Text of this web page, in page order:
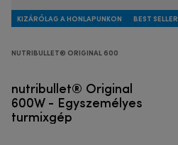
KIZÁRÓLAG A HONLAPUNKON BEST SELLER
NUTRIBULLET® ORIGINAL 600
nutribullet® Original
600W - Egyszemélyes
turmixgép